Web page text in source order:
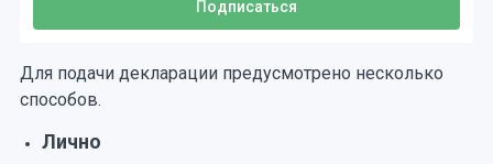
Для подачи декларации предусмотрено несколько
способов.
Лично